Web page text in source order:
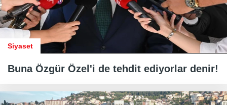
Siyaset
Buna Özgür Özel'i de tehdit ediyorlar denir!